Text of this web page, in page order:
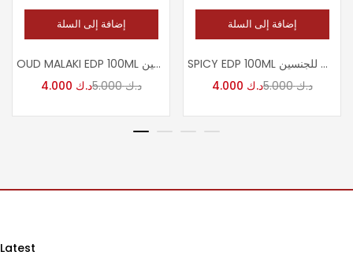
إضافة إلى السلة
OUD MALAKI EDP 100ML عطر عود مالكى للجنسين
د.ك
د.ك5.000
إضافة إلى السلة
SPICY EDP 100ML عطر اسبايسى للجنسين
د.ك
د.ك5.000
Latest